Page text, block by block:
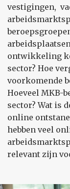
vestigingen,
ontwikkeling
sector? Hoe
voorkomende
Hoeveel MKB-
sector? Wat is
online
hebben veel
relevant zijn